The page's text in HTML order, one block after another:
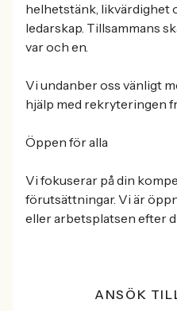
helhetstänk, likvärdighet
ledarskap. Tillsammans
var och en.
Vi undanber oss vänligt
hjälp med rekryteringen
Öppen för alla
Vi fokuserar på din
förutsättningar. Vi är
eller arbetsplatsen efter
ANSÖK